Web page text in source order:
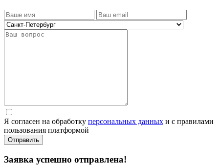
Я согласен на обработку персональных данных и с правилами
пользования платформой
Отправить
Заявка успешно отправлена!